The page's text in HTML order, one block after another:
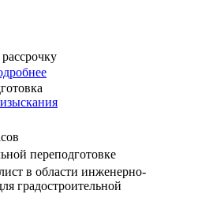
переподготовке
в области инженерно-
градостроительной